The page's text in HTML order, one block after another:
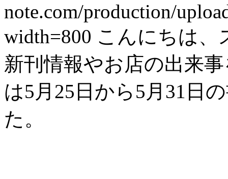
note.com/production/
width=800 こんにちは、
新刊情報やお店の出来
は5月25日から5月31日
た。